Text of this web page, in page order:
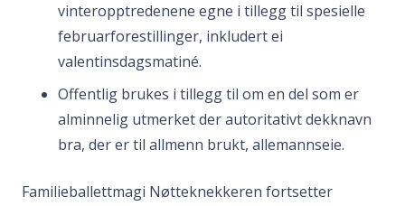
vinteropptredenene egne i tillegg til spesielle
februarforestillinger, inkludert ei
valentinsdagsmatiné.
Offentlig brukes i tillegg til om en del som er
alminnelig utmerket der autoritativt dekknavn
bra, der er til allmenn brukt, allemannseie.
Familieballettmagi Nøtteknekkeren fortsetter